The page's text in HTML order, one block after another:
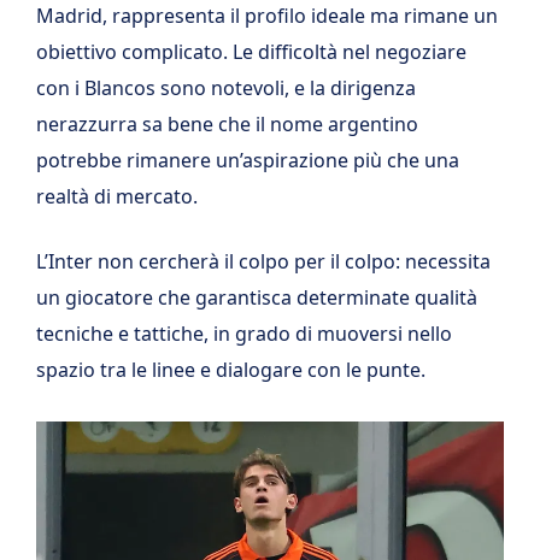
Madrid, rappresenta il profilo ideale ma rimane un
obiettivo complicato. Le difficoltà nel negoziare
con i Blancos sono notevoli, e la dirigenza
nerazzurra sa bene che il nome argentino
potrebbe rimanere un’aspirazione più che una
realtà di mercato.
L’Inter non cercherà il colpo per il colpo: necessita
un giocatore che garantisca determinate qualità
tecniche e tattiche, in grado di muoversi nello
spazio tra le linee e dialogare con le punte.